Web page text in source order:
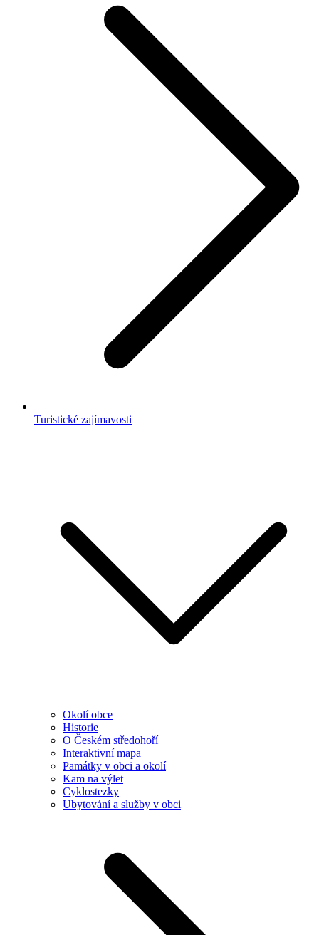
Turistické zajímavosti
Okolí obce
Historie
O Českém středohoří
Interaktivní mapa
Památky v obci a okolí
Kam na výlet
Cyklostezky
Ubytování a služby v obci